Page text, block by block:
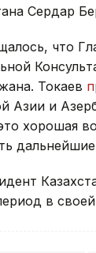
Сердар
что
Токаев
Азии и
хорошая
в